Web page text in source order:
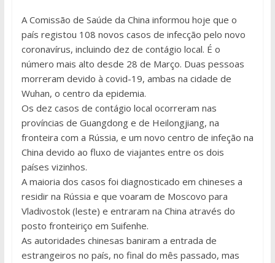
A Comissão de Saúde da China informou hoje que o
país registou 108 novos casos de infecção pelo novo
coronavírus, incluindo dez de contágio local. É o
número mais alto desde 28 de Março. Duas pessoas
morreram devido à covid-19, ambas na cidade de
Wuhan, o centro da epidemia.
Os dez casos de contágio local ocorreram nas
províncias de Guangdong e de Heilongjiang, na
fronteira com a Rússia, e um novo centro de infeção na
China devido ao fluxo de viajantes entre os dois
países vizinhos.
A maioria dos casos foi diagnosticado em chineses a
residir na Rússia e que voaram de Moscovo para
Vladivostok (leste) e entraram na China através do
posto fronteiriço em Suifenhe.
As autoridades chinesas baniram a entrada de
estrangeiros no país, no final do mês passado, mas